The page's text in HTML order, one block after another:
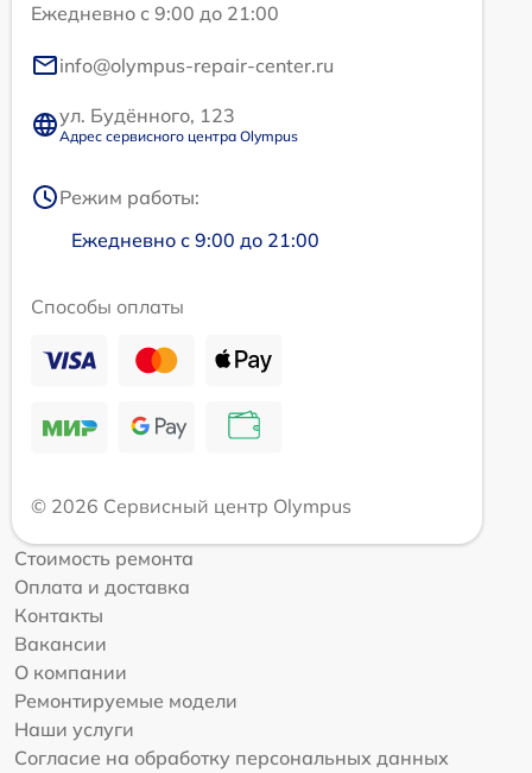
Ежедневно с 9:00 до 21:00
info@olympus-repair-center.ru
ул. Будённого, 123
Адрес сервисного центра Olympus
Режим работы:
Ежедневно с 9:00 до 21:00
Способы оплаты
© 2026 Сервисный центр Olympus
Стоимость ремонта
Оплата и доставка
Контакты
Вакансии
О компании
Ремонтируемые модели
Наши услуги
Согласие на обработку персональных данных